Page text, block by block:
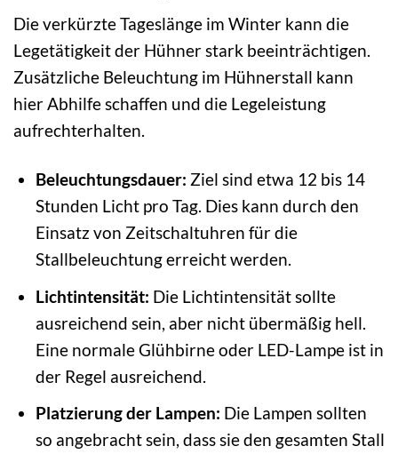
Die verkürzte Tageslänge im Winter kann die
Legetätigkeit der Hühner stark beeinträchtigen.
Zusätzliche Beleuchtung im Hühnerstall kann
hier Abhilfe schaffen und die Legeleistung
aufrechterhalten.
Beleuchtungsdauer: Ziel sind etwa 12 bis 14
Stunden Licht pro Tag. Dies kann durch den
Einsatz von Zeitschaltuhren für die
Stallbeleuchtung erreicht werden.
Lichtintensität: Die Lichtintensität sollte
ausreichend sein, aber nicht übermäßig hell.
Eine normale Glühbirne oder LED-Lampe ist in
der Regel ausreichend.
Platzierung der Lampen: Die Lampen sollten
so angebracht sein, dass sie den gesamten Stall